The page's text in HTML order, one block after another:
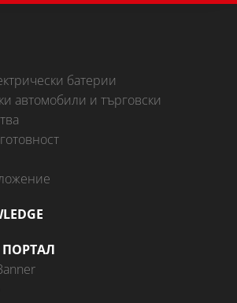
батерии
автомобили и търговски